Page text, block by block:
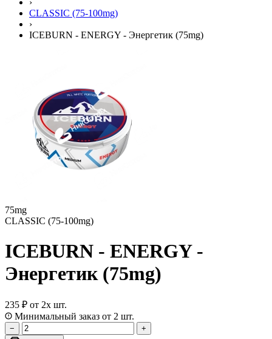
›
CLASSIC (75-100mg)
›
ICEBURN - ENERGY - Энергетик (75mg)
75mg
CLASSIC (75-100mg)
ICEBURN - ENERGY -
Энергетик (75mg)
235 ₽ от 2х шт.
Минимальный заказ от 2 шт.
−
+